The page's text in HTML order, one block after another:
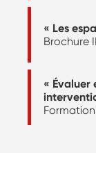
« Les
Brochure
« Évaluer
Formation